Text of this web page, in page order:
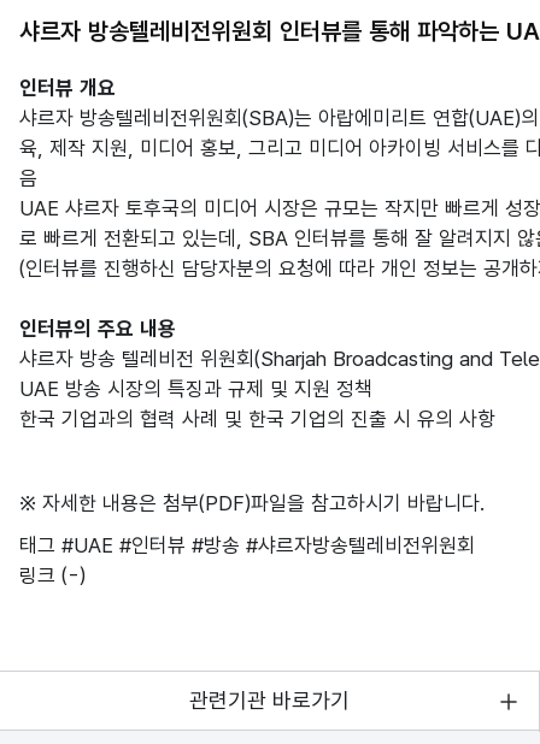
샤르자 방송텔레비전위원회 인터뷰를 통해 파악하는
인터뷰 개요
샤르자 방송텔레비전위원회(SBA)는 아랍에미리트 연합(UAE)
육, 제작 지원, 미디어 홍보, 그리고 미디어 아카이빙 서비스를
음
UAE 샤르자 토후국의 미디어 시장은 규모는 작지만 빠르게 성
로 빠르게 전환되고 있는데, SBA 인터뷰를 통해 잘 알려지지
(인터뷰를 진행하신 담당자분의 요청에 따라 개인 정보는 공개
인터뷰의 주요 내용
샤르자 방송 텔레비전 위원회(Sharjah Broadcasting and
UAE 방송 시장의 특징과 규제 및 지원 정책
한국 기업과의 협력 사례 및 한국 기업의 진출 시 유의 사항
※ 자세한 내용은 첨부(PDF)파일을 참고하시기 바랍니다.
태그 #UAE #인터뷰 #방송 #샤르자방송텔레비전위원회
링크 (-)
관련기관 바로가기